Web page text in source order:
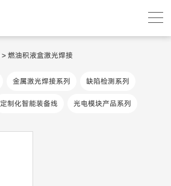
>燃油积液盒激光焊接
金属激光焊接系列 缺陷检测系列
定制化智能装备线 光电模块产品系列